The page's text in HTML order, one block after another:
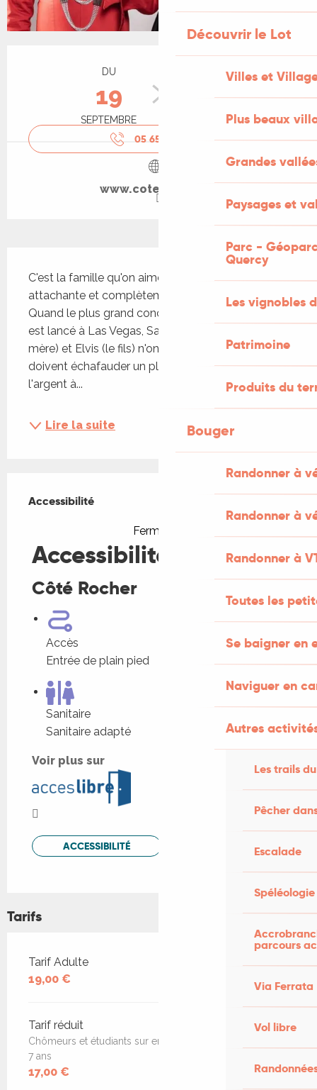
Découvrir le Lot
Villes et
Plus beaux
Grandes
Paysages et
Parc -
Quercy
Les vignobles
Patrimoine
Produits du
Bouger
Randonner à
Randonner à
Randonner à
Toutes les
Se baigner en
Naviguer en
Autres
Les trails
Pêcher
Escalade
Spéléologie
parcours
Via Ferrata
Vol libre
Ouverture et coordonnées
DU
19
SEPTEMBRE
20
SEPTEMBRE
05 65 10 93
www.cote-rocher.fr
C'est la famille qu'on aimerait tous avoir : drôle,
attachante et complètement hors de contrôle.
Quand le plus grand concours de sosie musical
est lancé à Las Vegas, Samuel(le père), Arielle (la
mère) et Elvis (le fils) n'ont plus le choix : ils
doivent échafauder un plan pour piquer de
l'argent à...
Lire la suite
Accessibilité
Accessibilité
Fermer
Accessibilité
Côté Rocher
Accès
Entrée de plain pied
Sanitaire
Sanitaire adapté
Voir plus sur
ACCESSIBILITÉ
Tarifs
Tarifs 2026
Tarif Adulte
19,00 €
Tarif réduit
Chômeurs et étudiants sur enfants de 7 à 14 ans, gratuit -
7 ans
17,00 €